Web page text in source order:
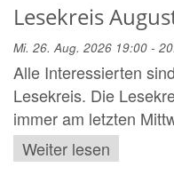
Lesekreis
Mi. 26. Aug. 2026 19:00 -
Alle Interessierten
Lesekreis. Die
immer am letzten
Weiter lesen